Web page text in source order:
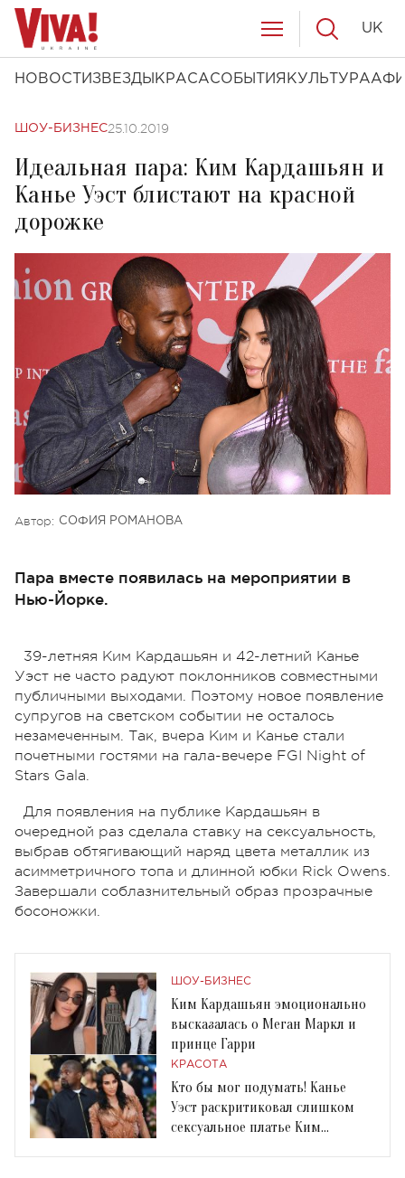
НОВОСТИ ЗВЕЗДЫ КРАСАСОБЫТИЯ КУЛЬТУРА
UK
ШОУ-БИЗНЕС25.10.2019
Идеальная пара: Ким Кардашьян и
Канье Уэст блистают на красной
дорожке
Автор: СОФИЯ РОМАНОВА
Пара вместе появилась на мероприятии в
Нью-Йорке.
39-летняя Ким Кардашьян и 42-летний Канье
Уэст не часто радуют поклонников совместными
публичными выходами. Поэтому новое появление
супругов на светском событии не осталось
незамеченным. Так, вчера Ким и Канье стали
почетными гостями на гала-вечере FGI Night of
Stars Gala.
Для появления на публике Кардашьян в
очередной раз сделала ставку на сексуальность,
выбрав обтягивающий наряд цвета металлик из
асимметричного топа и длинной юбки Rick Owens.
Завершали соблазнительный образ прозрачные
босоножки.
ШОУ-БИЗНЕС
Ким Кардашьян эмоционально
высказалась о Меган Маркл и
принце Гарри
КРАСОТА
Кто бы мог подумать! Канье
Уэст раскритиковал слишком
сексуальное платье Ким